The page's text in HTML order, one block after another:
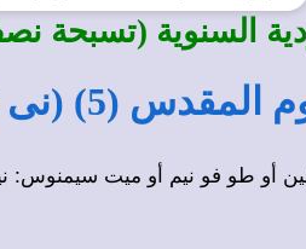
السنوية (تسبحة
أو طو فو نيم أو ميت سيمنوس: